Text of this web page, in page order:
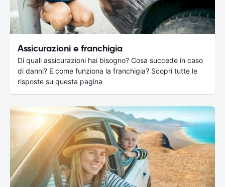
Assicurazioni e franchigia
Di quali assicurazioni hai bisogno? Cosa succede in caso
di danni? E come funziona la franchigia? Scopri tutte le
risposte su questa pagina